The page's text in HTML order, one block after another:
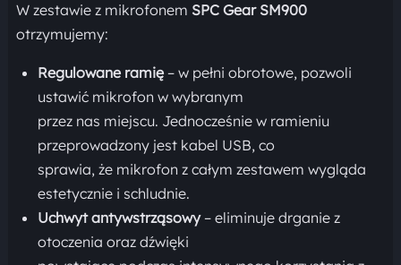
W zestawie z mikrofonem SPC Gear SM900
otrzymujemy:
Regulowane ramię– w pełni obrotowe, pozwoli
ustawić mikrofon w wybranym
przez nas miejscu. Jednocześnie w ramieniu
przeprowadzony jest kabel USB, co
sprawia, że mikrofon z całym zestawem wygląda
estetycznie i schludnie.
Uchwyt antywstrząsowy– eliminuje drganie z
otoczenia oraz dźwięki